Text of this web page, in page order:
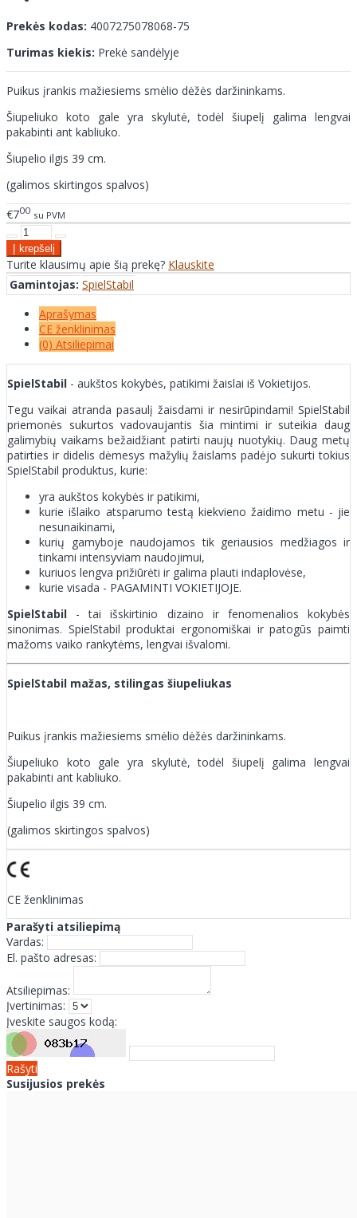
Prekės kodas: 4007275078068-75
Turimas kiekis: Prekė sandėlyje
Puikus įrankis mažiesiems smėlio dėžės daržininkams.
Šiupeliuko koto gale yra skylutė, todėl šiupelį galima lengvai
pakabinti ant kabliuko.
Šiupelio ilgis 39 cm.
(galimos skirtingos spalvos)
€700 su PVM
Turite klausimų apie šią prekę? Klauskite
Gamintojas: SpielStabil
Aprašymas
CE ženklinimas
(0) Atsiliepimai
SpielStabil - aukštos kokybės, patikimi žaislai iš Vokietijos.
Tegu vaikai atranda pasaulį žaisdami ir nesirūpindami! SpielStabil
priemonės sukurtos vadovaujantis šia mintimi ir suteikia daug
galimybių vaikams bežaidžiant patirti naujų nuotykių. Daug metų
patirties ir didelis dėmesys mažylių žaislams padėjo sukurti tokius
SpielStabil produktus, kurie:
yra aukštos kokybės ir patikimi,
kurie išlaiko atsparumo testą kiekvieno žaidimo metu - jie
nesunaikinami,
kurių gamyboje naudojamos tik geriausios medžiagos ir
tinkami intensyviam naudojimui,
kuriuos lengva prižiūrėti ir galima plauti indaplovėse,
kurie visada - PAGAMINTI VOKIETIJOJE.
SpielStabil - tai išskirtinio dizaino ir fenomenalios kokybės
sinonimas. SpielStabil produktai ergonomiškai ir patogūs paimti
mažoms vaiko rankytėms, lengvai išvalomi.
SpielStabil mažas, stilingas šiupeliukas
Puikus įrankis mažiesiems smėlio dėžės daržininkams.
Šiupeliuko koto gale yra skylutė, todėl šiupelį galima lengvai
pakabinti ant kabliuko.
Šiupelio ilgis 39 cm.
(galimos skirtingos spalvos)
CE ženklinimas
Parašyti atsiliepimą
Vardas:
El. pašto adresas:
Atsiliepimas:
Įvertinimas:
Įveskite saugos kodą:
Rašyti
Susijusios prekės